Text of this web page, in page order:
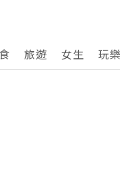
旅遊 女生 玩樂